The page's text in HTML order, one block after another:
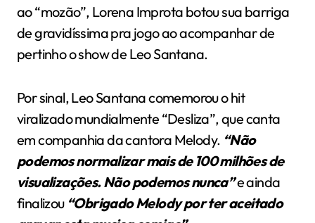
ao “mozão”, Lorena Improta botou sua barriga
de gravidíssima pra jogo ao acompanhar de
pertinho o show de Leo Santana.
Por sinal, Leo Santana comemorou o hit
viralizado mundialmente “Desliza”, que canta
em companhia da cantora Melody. “Não
podemos normalizar mais de 100 milhões de
visualizações. Não podemos nunca”e ainda
finalizou “Obrigado Melody por ter aceitado